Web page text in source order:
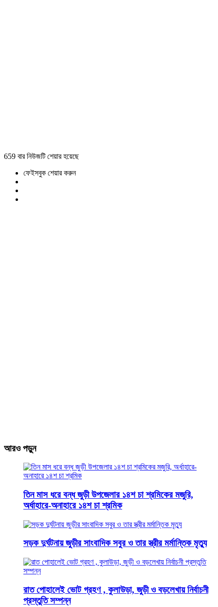
659 বার নিউজটি শেয়ার হয়েছে
ফেইসবুক শেয়ার করুন
আরও পড়ুন
তিন মাস ধরে বন্ধ জুড়ী উপজেলার ১৪শ চা শ্রমিকের মজুরি,
অর্ধাহারে-অনাহারে ১৪শ চা শ্রমিক
সড়ক দুর্ঘটনায় জুড়ীর সাংবাদিক সবুর ও তার স্ত্রীর মর্মান্তিক মৃত্যু
রাত পোহালেই ভোট গ্রহণ , কুলাউড়া, জুড়ী ও বড়লেখায় নির্বাচনী
প্রস্তুতি সম্পন্ন